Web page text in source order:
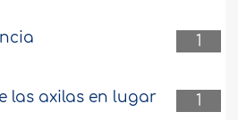
1
1
las axilas en lugar